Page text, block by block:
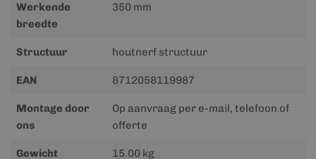
Werkende
breedte
350 mm
Structuur houtnerf structuur
EAN 8712058119987
Montage door
ons
Op aanvraag per e-mail, telefoon of
offerte
Gewicht 15.00 kg